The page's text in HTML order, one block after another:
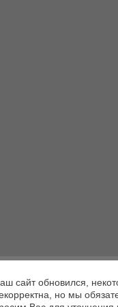
сайт обновился,
но мы